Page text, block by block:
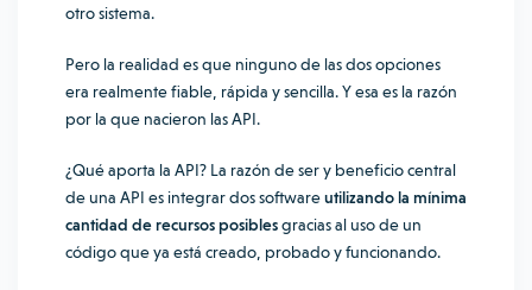
otro sistema.
Pero la realidad es que ninguno de las dos opciones
era realmente fiable, rápida y sencilla. Y esa es la razón
por la que nacieron las API.
¿Qué aporta la API? La razón de ser y beneficio central
de una API es integrar dos softwareutilizando la mínima
cantidad de recursos posiblesgracias al uso de un
código que ya está creado, probado y funcionando.